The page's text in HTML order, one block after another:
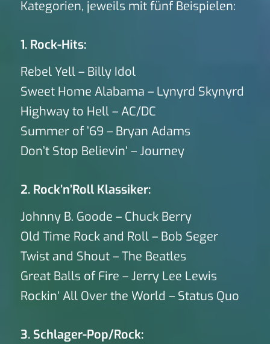
Kategorien, jeweils mit fünf Beispielen:
1. Rock-Hits:
Rebel Yell – Billy Idol
Sweet Home Alabama – Lynyrd Skynyrd
Highway to Hell – AC/DC
Summer of ’69 – Bryan Adams
Don’t Stop Believin‘ – Journey
2. Rock’n’Roll Klassiker:
Johnny B. Goode – Chuck Berry
Old Time Rock and Roll – Bob Seger
Twist and Shout – The Beatles
Great Balls of Fire – Jerry Lee Lewis
Rockin‘ All Over the World – Status Quo
3. Schlager-Pop/Rock: